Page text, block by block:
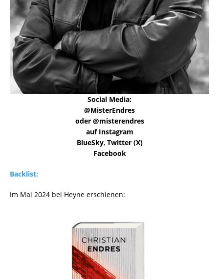
Social Media:
@MisterEndres
oder @misterendres
auf Instagram
BlueSky, Twitter (X)
Facebook
Backlist:
Im Mai 2024 bei Heyne erschienen: